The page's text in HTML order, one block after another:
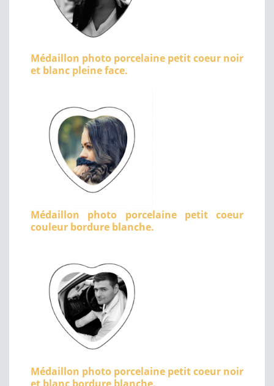
Médaillon photo porcelaine petit coeur noir
et blanc pleine face.
Médaillon photo porcelaine petit coeur
couleur bordure blanche.
Médaillon photo porcelaine petit coeur noir
et blanc bordure blanche.